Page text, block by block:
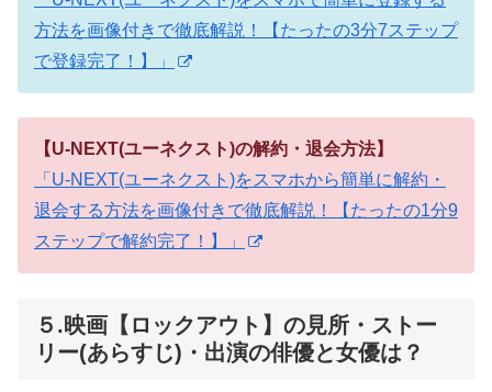
方法を画像付きで徹底解説！【たったの3分7ステップ
で登録完了！】」
【U-NEXT(ユーネクスト)の解約・退会方法】
「U-NEXT(ユーネクスト)をスマホから簡単に解約・
退会する方法を画像付きで徹底解説！【たったの1分9
ステップで解約完了！】」
５.映画【ロックアウト】の見所・ストー
リー(あらすじ)・出演の俳優と女優は？